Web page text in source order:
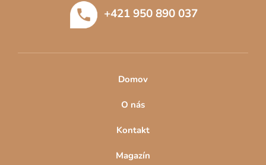
+421 950 890 037
Domov
O nás
Kontakt
Magazín